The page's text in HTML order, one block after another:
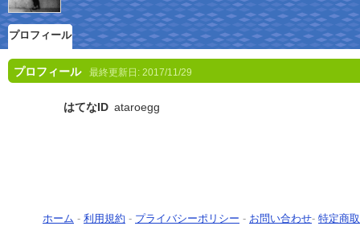
プロフィール
プロフィール 最終更新日: 2017/11/29
はてなID ataroegg
ホーム - 利用規約 - プライバシーポリシー - お問い合わせ- 特定商